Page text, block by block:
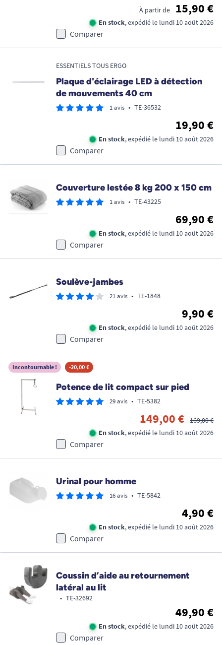
À partir de 15,90 €
En stock, expédié le lundi 10 août 2026
Comparer
ESSENTIELS TOUS ERGO
Plaque d'éclairage LED à détection
de mouvements 40 cm
1 avis • TE-36532
19,90 €
En stock, expédié le lundi 10 août 2026
Comparer
Couverture lestée 8 kg 200 x 150 cm
1 avis • TE-43225
69,90 €
En stock, expédié le lundi 10 août 2026
Comparer
Soulève-jambes
21 avis • TE-1848
9,90 €
En stock, expédié le lundi 10 août 2026
Comparer
Incontournable ! -20,00 €
Potence de lit compact sur pied
29 avis • TE-5382
149,00 €
169,00 €
En stock, expédié le lundi 10 août 2026
Comparer
Urinal pour homme
16 avis • TE-5842
4,90 €
En stock, expédié le lundi 10 août 2026
Comparer
Coussin d’aide au retournement
latéral au lit
• TE-32692
49,90 €
En stock, expédié le lundi 10 août 2026
Comparer